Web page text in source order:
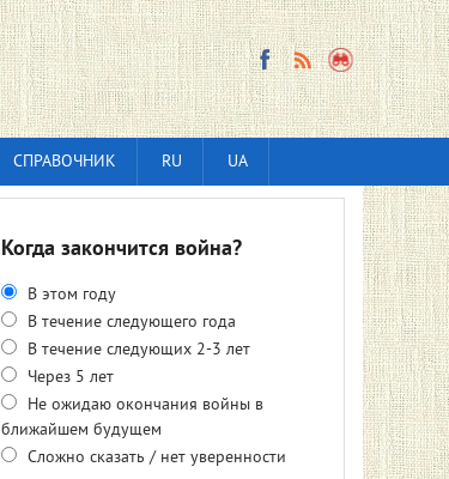
СПРАВОЧНИК RU UA
Когда закончится война?
В этом году
В течение следующего года
В течение следующих 2-3 лет
Через 5 лет
Не ожидаю окончания войны в
ближайшем будущем
Сложно сказать / нет уверенности